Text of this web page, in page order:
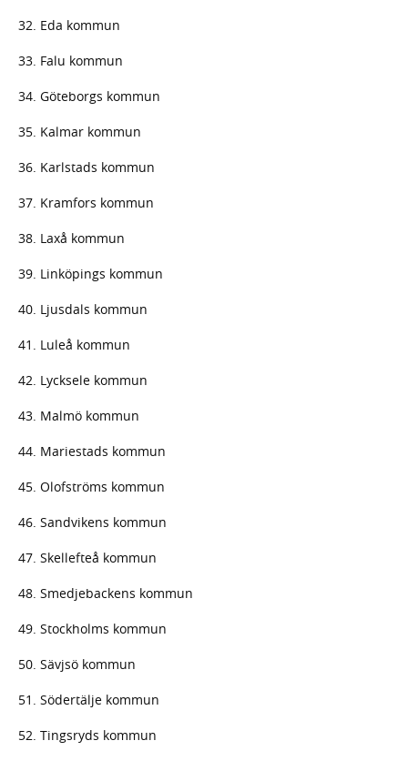
32. Eda kommun
33. Falu kommun
34. Göteborgs kommun
35. Kalmar kommun
36. Karlstads kommun
37. Kramfors kommun
38. Laxå kommun
39. Linköpings kommun
40. Ljusdals kommun
41. Luleå kommun
42. Lycksele kommun
43. Malmö kommun
44. Mariestads kommun
45. Olofströms kommun
46. Sandvikens kommun
47. Skellefteå kommun
48. Smedjebackens kommun
49. Stockholms kommun
50. Sävjsö kommun
51. Södertälje kommun
52. Tingsryds kommun